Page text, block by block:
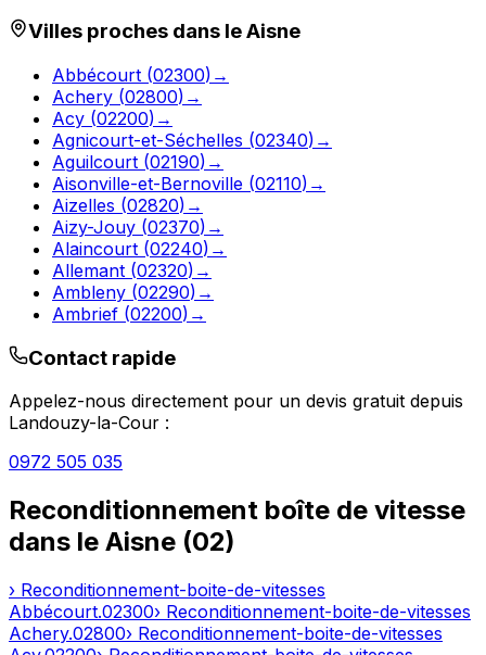
Villes proches dans leAisne
Abbécourt (02300) →
Achery (02800) →
Acy (02200) →
Agnicourt-et-Séchelles (02340) →
Aguilcourt (02190) →
Aisonville-et-Bernoville (02110) →
Aizelles (02820) →
Aizy-Jouy (02370) →
Alaincourt (02240) →
Allemant (02320) →
Ambleny (02290) →
Ambrief (02200) →
Contact rapide
Appelez-nous directement pour un devis gratuit depuis
Landouzy-la-Cour :
0972 505 035
Reconditionnement boîte de vitesse
dans le Aisne (02)
› Reconditionnement-boite-de-vitesses
Abbécourt.02300› Reconditionnement-boite-de-vitesses
Achery.02800› Reconditionnement-boite-de-vitesses